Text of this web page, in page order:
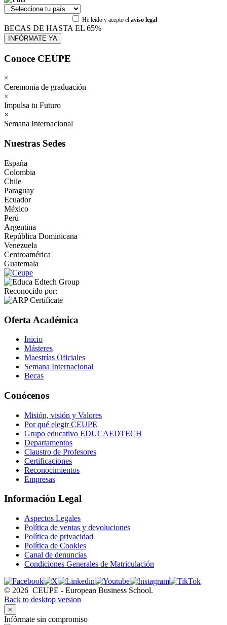
He leído y acepto el aviso legal
BECAS DE HASTA EL 65%
Conoce CEUPE
×
Ceremonia de graduación
×
Impulsa tu Futuro
×
Semana Internacional
Nuestras Sedes
España
Colombia
Chile
Paraguay
Ecuador
México
Perú
Argentina
República Dominicana
Venezuela
Centroamérica
Guatemala
Reconocido por:
Oferta Académica
Inicio
Másteres
Maestrías Oficiales
Semana Internacional
Becas
Conócenos
Misión, visión y Valores
Por qué elegir CEUPE
Grupo educativo EDUCAEDTECH
Departamentos
Claustro de Profesores
Certificaciones
Reconocimientos
Empresas
Información Legal
Aspectos Legales
Política de ventas y devoluciones
Política de privacidad
Política de Cookies
Canal de denuncias
Condiciones Generales de Matriculación
© 2026 CEUPE - European Business School.
Back to desktop version
×
Infórmate sin compromiso